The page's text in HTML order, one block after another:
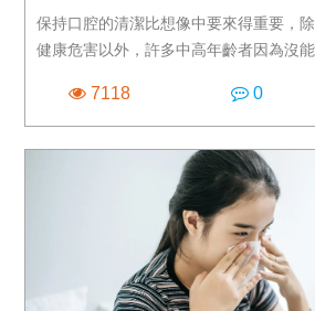
保持口腔的清潔比想像中要來得重要，
健康危害以外，許多中高年齡者因為沒
夠的營養而每況愈下，嚴重影響健康。
7118 0